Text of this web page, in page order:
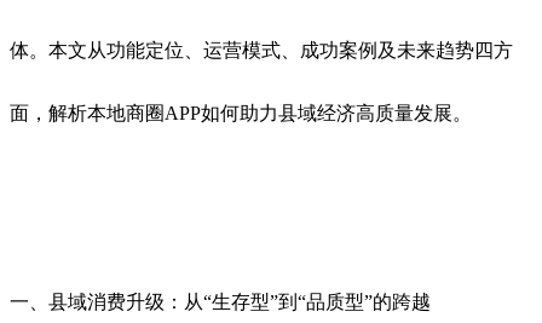
体。本文从功能定位、运营模式、成功案例及未来趋势四方
面，解析本地商圈APP如何助力县域经济高质量发展。
一、县域消费升级：从“生存型”到“品质型”的跨越